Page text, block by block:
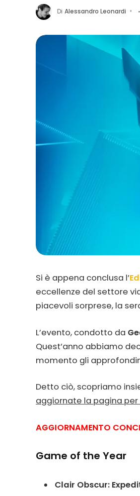
Di Alessandro Leonardi
Si è appena conclusa l’
eccellenze del settore
piacevoli sorprese, la
L’evento, condotto da
Quest’anno abbiamo
momento gli
Detto ciò, scopriamo
aggiornate la pagina
AGGIORNAMENTO
Game of the Year
Clair Obscur: